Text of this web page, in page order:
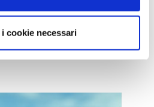
cookie necessari
periodo dell'anno, è fondamentale